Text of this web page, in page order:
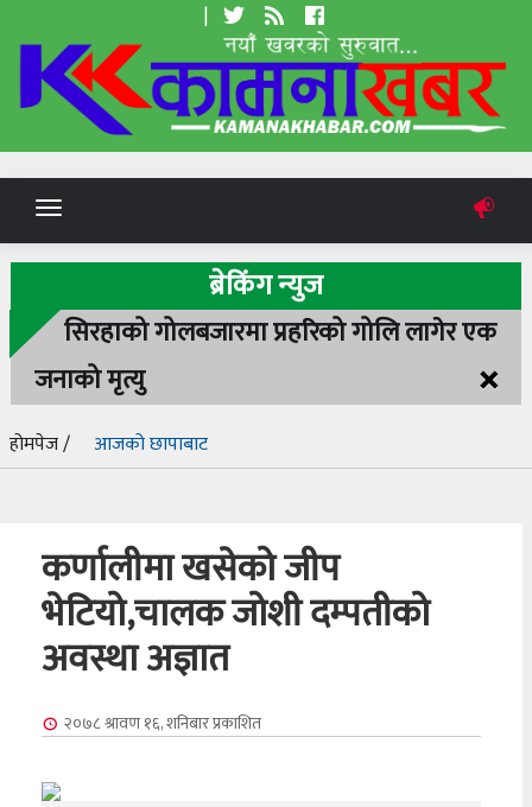
|
Toggle
navigation
ब्रेकिंग न्युज
सिरहाको गोलबजारमा प्रहरिको गोलि लागेर एक
जनाको मृत्यु
×
होमपेज / आजको छापाबाट
कर्णालीमा खसेको जीप
भेटियो,चालक जोशी दम्पतीको
अवस्था अज्ञात
२०७८ श्रावण १६, शनिबारप्रकाशित